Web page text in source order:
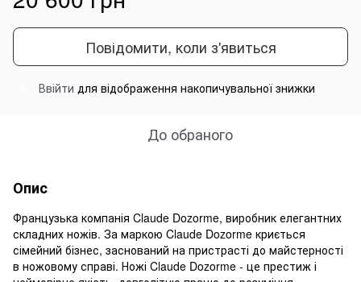
Повідомити, коли з'явиться
Ввійти для відображення накопичувальної знижки
До обраного
Опис
Французька компанія Claude Dozorme, виробник елегантних
складних ножів. За маркою Claude Dozorme криється
сімейний бізнес, заснований на пристрасті до майстерності
в ножовому справі. Ножі Claude Dozorme - це престиж і